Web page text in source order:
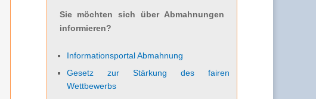
Sie möchten sich über Abmahnungen
informieren?
Informationsportal Abmahnung
Gesetz zur Stärkung des fairen
Wettbewerbs